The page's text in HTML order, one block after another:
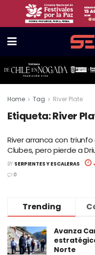
Home Tag River Plate
Etiqueta:River
River arranca con
Clubes, pero pierde a
BY SERPIENTES Y ESCALERAS
0
Trending
Avanza
Norte